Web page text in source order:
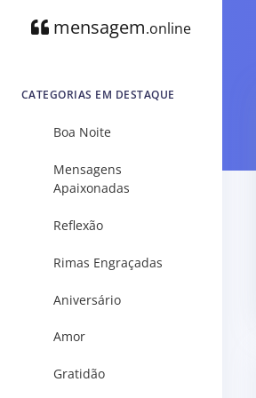
mensagem.online
CATEGORIAS EM DESTAQUE
Boa Noite
Mensagens
Apaixonadas
Reflexão
Rimas Engraçadas
Aniversário
Amor
Gratidão